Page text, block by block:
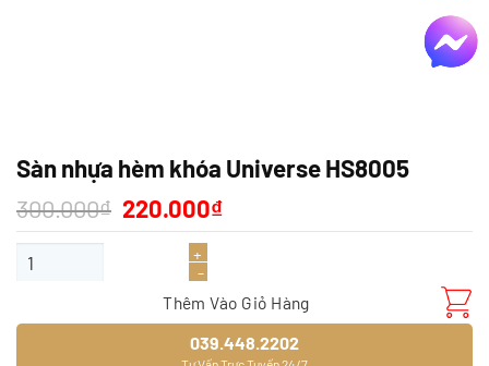
Sàn nhựa hèm khóa Universe HS8005
300.000₫ Giá
gốc
là:
300.000₫.
220.000₫Giá
hiện
tại
Sàn nhựa hèm khóa Universe HS8005 số lượng
Thêm Vào Giỏ Hàng
039.448.2202